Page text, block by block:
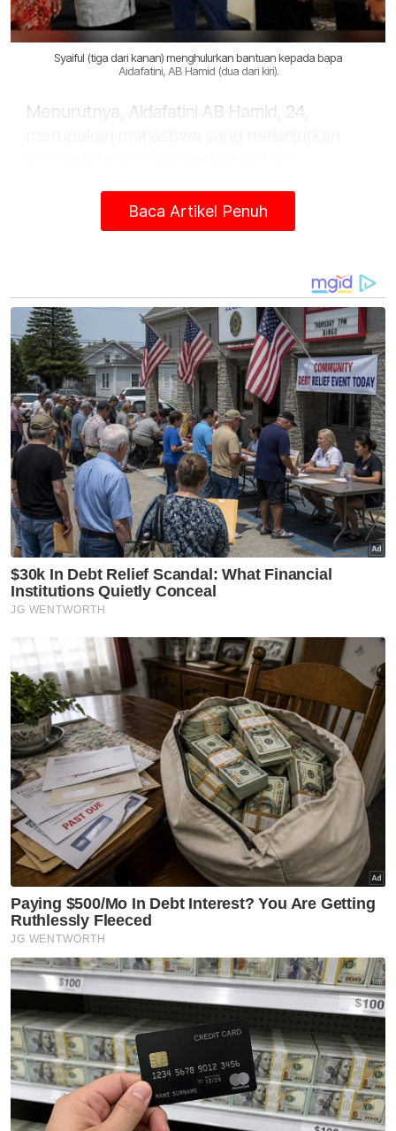
Syaiful (tiga dari kanan) menghulurkan bantuan kepada bapa
Aidafatini, AB Hamid (dua dari kiri).
Menurutnya, Aidafatini AB Hamid, 24,
menderita penyakit Anterior Cord Syndrome
Secondary To Spinal Cord Infraction sejak
“Saya terpanggil untuk menyantuni sekali lagi
adik Aidafatini untuk melihat semula keadaan
kesihatan dan menyerahkan sendiri wang
pampasan perlindungan takaful kepada
keluarganya.
“Setelah pihak YBR selesai menyelesaikan
bayaran balik pembiayaan pendidikan yang
telah dikeluarkan kepada Aidafatini
sepanjang pengajian pada tahun 2019
sehingga 2021 sebanyak RM19,000, lebihan
dari bayaran balik itulah dipulangkan semula
kepada pelajar atau waris untuk digunakan
semula,” katanya dalam satu kenyataan pada
Ahad.
Tambah Syaiful, YBR menetapkan syarat
bagi setiap pelajar yang menerima tawaran
PPBU mengambil perlindungan takaful
adalah bagi melindungi pelajar serta waris
daripada sebarang musibah.
Katanya, kebaikan potongan takaful
bertujuan ibu bapa atau waris tidak perlu
risau dengan jumlah pembayaran semula
yang perlu ditanggung pelajar.
Baca Artikel Penuh